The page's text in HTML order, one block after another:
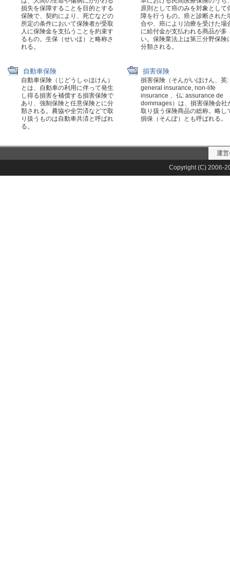
損失を保障することを目的とする
保険で、契約により、死亡などの
所定の条件において保険者が受取
人に保険金を支払うことを約束す
るもの。生保（せいほ）と略称さ
れる。
原則として癌のみを対象として
障を行うもの。癌と診断された
合や、癌により治療を受けた場
に給付金が支払われる商品が多
い。保険業法上は第三分野保険
分類される。
自動車保険
自動車保険（じどうしゃほけん）
とは、自動車の利用に伴って発生
し得る損害を補償する損害保険で
あり、強制保険と任意保険とに分
類される。農協や全労済などで取
り扱うものは自動車共済と呼ばれ
る。
損害保険
損害保険（そんがいほけん、英:
general insurance, non-life
insurance 、仏: assurance de
dommages）は、損害保険会社
取り扱う保険商品の総称。略し
損保（そんぽ）とも呼ばれる。
運
Copyright (C) 2006-